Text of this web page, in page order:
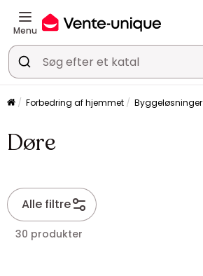
Menu
Forbedring af hjemmet Byggeløsninger
Døre
Alle filtre
30 produkter